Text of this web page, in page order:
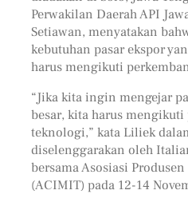
Perwakilan Daerah API
Setiawan, menyatakan
kebutuhan pasar ekspor
harus mengikuti
“Jika kita ingin mengejar
besar, kita harus mengikuti
teknologi,” kata Liliek
diselenggarakan oleh
bersama Asosiasi
(ACIMIT) pada 12-14